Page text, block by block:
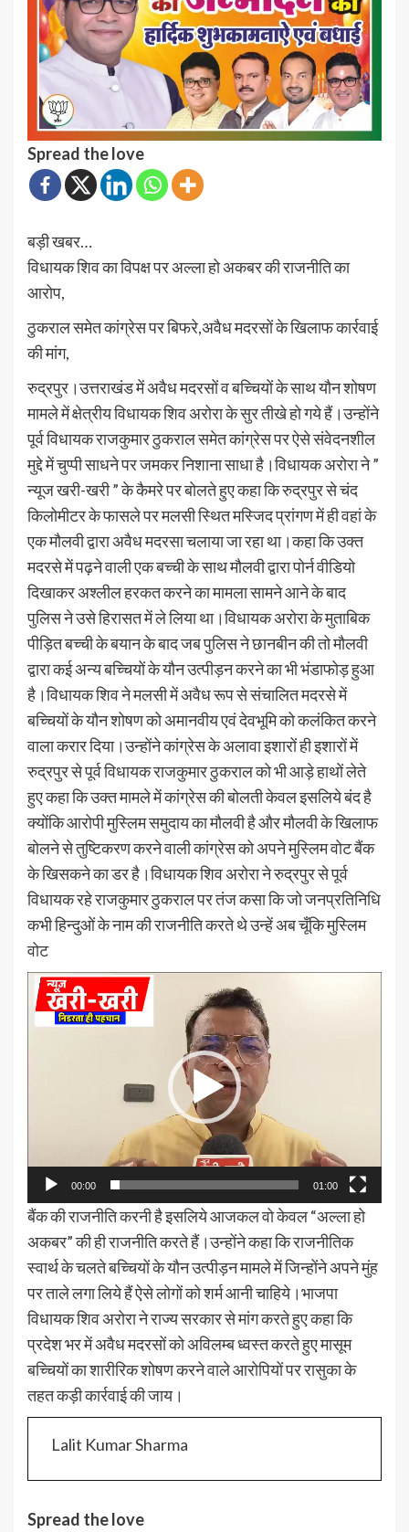
Spread the love
बड़ी खबर…
विधायक शिव का विपक्ष पर अल्ला हो अकबर की राजनीति का
आरोप,
ठुकराल समेत कांग्रेस पर बिफरे,अवैध मदरसों के खिलाफ कार्रवाई
की मांग,
रुद्रपुर।उत्तराखंड में अवैध मदरसों व बच्चियों के साथ यौन शोषण
मामले में क्षेत्रीय विधायक शिव अरोरा के सुर तीखे हो गये हैं।उन्होंने
पूर्व विधायक राजकुमार ठुकराल समेत कांग्रेस पर ऐसे संवेदनशील
मुद्दे में चुप्पी साधने पर जमकर निशाना साधा है।विधायक अरोरा ने ”
न्यूज खरी-खरी ” के कैमरे पर बोलते हुए कहा कि रुद्रपुर से चंद
किलोमीटर के फासले पर मलसी स्थित मस्जिद प्रांगण में ही वहां के
एक मौलवी द्वारा अवैध मदरसा चलाया जा रहा था।कहा कि उक्त
मदरसे में पढ़ने वाली एक बच्ची के साथ मौलवी द्वारा पोर्न वीडियो
दिखाकर अश्लील हरकत करने का मामला सामने आने के बाद
पुलिस ने उसे हिरासत में ले लिया था।विधायक अरोरा के मुताबिक
पीड़ित बच्ची के बयान के बाद जब पुलिस ने छानबीन की तो मौलवी
द्वारा कई अन्य बच्चियों के यौन उत्पीड़न करने का भी भंडाफोड़ हुआ
है।विधायक शिव ने मलसी में अवैध रूप से संचालित मदरसे में
बच्चियों के यौन शोषण को अमानवीय एवं देवभूमि को कलंकित करने
वाला करार दिया।उन्होंने कांग्रेस के अलावा इशारों ही इशारों में
रुद्रपुर से पूर्व विधायक राजकुमार ठुकराल को भी आड़े हाथों लेते
हुए कहा कि उक्त मामले में कांग्रेस की बोलती केवल इसलिये बंद है
क्योंकि आरोपी मुस्लिम समुदाय का मौलवी है और मौलवी के खिलाफ
बोलने से तुष्टिकरण करने वाली कांग्रेस को अपने मुस्लिम वोट बैंक
के खिसकने का डर है।विधायक शिव अरोरा ने रुद्रपुर से पूर्व
विधायक रहे राजकुमार ठुकराल पर तंज कसा कि जो जनप्रतिनिधि
कभी हिन्दुओं के नाम की राजनीति करते थे उन्हें अब चूँकि मुस्लिम
वोट
Video
Player
00:00 01:00
बैंक की राजनीति करनी है इसलिये आजकल वो केवल “अल्ला हो
अकबर” की ही राजनीति करते हैं।उन्होंने कहा कि राजनीतिक
स्वार्थ के चलते बच्चियों के यौन उत्पीड़न मामले में जिन्होंने अपने मुंह
पर ताले लगा लिये हैं ऐसे लोगों को शर्म आनी चाहिये।भाजपा
विधायक शिव अरोरा ने राज्य सरकार से मांग करते हुए कहा कि
प्रदेश भर में अवैध मदरसों को अविलम्ब ध्वस्त करते हुए मासूम
बच्चियों का शारीरिक शोषण करने वाले आरोपियों पर रासुका के
तहत कड़ी कार्रवाई की जाय।
Lalit Kumar Sharma
Spread the love